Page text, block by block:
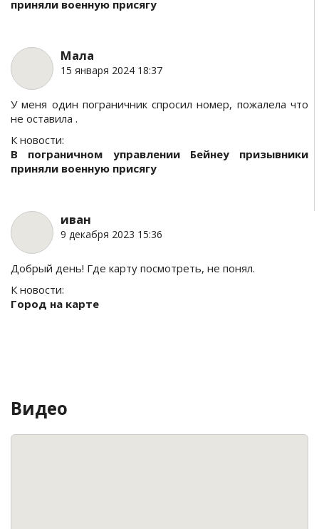
приняли военную присягу
Мала
15 января 2024 18:37
У меня один пограничник спросил номер, пожалела что
не оставила .
К новости:
В пограничном управлении Бейнеу призывники
приняли военную присягу
иван
9 декабря 2023 15:36
Добрый день! Где карту посмотреть, не понял.
К новости:
Город на карте
Видео